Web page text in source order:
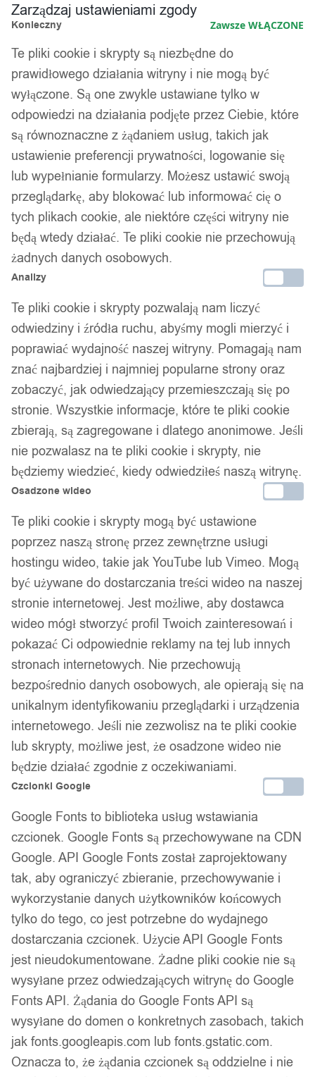
Montaż do lunety 25.4mm/30mm
jednoczęściowy picatinny 20mm
poziomica black
159,00zł
Montaż do lunety 25.4mm/30mm
jednoczęściowy picatinny 20mm
poziomica brown
159,00zł
Twój zaufany marketplace oferujący najlepsze produkty
sprawdzonych marek. Bezpieczne zakupy z gwarancją jakości.
Facebook
Zarządzaj ustawieniami zgody
Konieczny Zawsze WŁĄCZONE
Te pliki cookie i skrypty są niezbędne do
prawidłowego działania witryny i nie mogą być
wyłączone. Są one zwykle ustawiane tylko w
odpowiedzi na działania podjęte przez Ciebie, które
są równoznaczne z żądaniem usług, takich jak
ustawienie preferencji prywatności, logowanie się
lub wypełnianie formularzy. Możesz ustawić swoją
przeglądarkę, aby blokować lub informować cię o
tych plikach cookie, ale niektóre części witryny nie
będą wtedy działać. Te pliki cookie nie przechowują
żadnych danych osobowych.
Analizy
Te pliki cookie i skrypty pozwalają nam liczyć
odwiedziny i źródła ruchu, abyśmy mogli mierzyć i
poprawiać wydajność naszej witryny. Pomagają nam
znać najbardziej i najmniej popularne strony oraz
zobaczyć, jak odwiedzający przemieszczają się po
stronie. Wszystkie informacje, które te pliki cookie
zbierają, są zagregowane i dlatego anonimowe. Jeśli
nie pozwalasz na te pliki cookie i skrypty, nie
będziemy wiedzieć, kiedy odwiedziłeś naszą witrynę.
Osadzone wideo
Te pliki cookie i skrypty mogą być ustawione
poprzez naszą stronę przez zewnętrzne usługi
hostingu wideo, takie jak YouTube lub Vimeo. Mogą
być używane do dostarczania treści wideo na naszej
stronie internetowej. Jest możliwe, aby dostawca
wideo mógł stworzyć profil Twoich zainteresowań i
pokazać Ci odpowiednie reklamy na tej lub innych
stronach internetowych. Nie przechowują
bezpośrednio danych osobowych, ale opierają się na
unikalnym identyfikowaniu przeglądarki i urządzenia
internetowego. Jeśli nie zezwolisz na te pliki cookie
lub skrypty, możliwe jest, że osadzone wideo nie
będzie działać zgodnie z oczekiwaniami.
Czcionki Google
Google Fonts to biblioteka usług wstawiania
czcionek. Google Fonts są przechowywane na CDN
Google. API Google Fonts został zaprojektowany
tak, aby ograniczyć zbieranie, przechowywanie i
wykorzystanie danych użytkowników końcowych
tylko do tego, co jest potrzebne do wydajnego
dostarczania czcionek. Użycie API Google Fonts
jest nieudokumentowane. Żadne pliki cookie nie są
wysyłane przez odwiedzających witrynę do Google
Fonts API. Żądania do Google Fonts API są
wysyłane do domen o konkretnych zasobach, takich
jak fonts.googleapis.com lub fonts.gstatic.com.
Oznacza to, że żądania czcionek są oddzielne i nie